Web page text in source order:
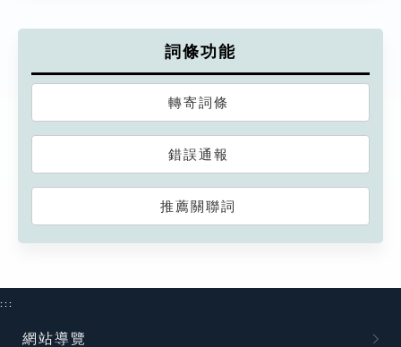
詞條功能
轉寄詞條
錯誤通報
推薦關聯詞
:::
網站導覽